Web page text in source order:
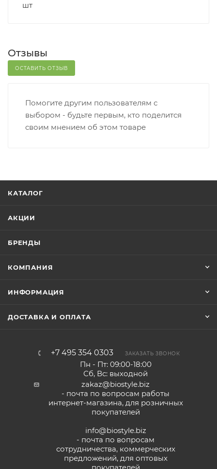
шт
Отзывы
ОСТАВИТЬ ОТЗЫВ
Помогите другим пользователям с
выбором - будьте первым, кто поделится
своим мнением об этом товаре
КАТАЛОГ
АКЦИИ
БРЕНДЫ
КОМПАНИЯ
ИНФОРМАЦИЯ
ДОСТАВКА И ОПЛАТА
+7 495 354 0303 ЗАКАЗАТЬ ЗВОНОК
Пн - Пт: 09:00-18:00
Сб, Вс: выходной
zakaz@biostyle.biz
- почта по вопросам работы
интернет-магазина, для розничных
покупателей
info@biostyle.biz
- почта по вопросам
сотрудничества, коммерческих
предложений, для оптовых